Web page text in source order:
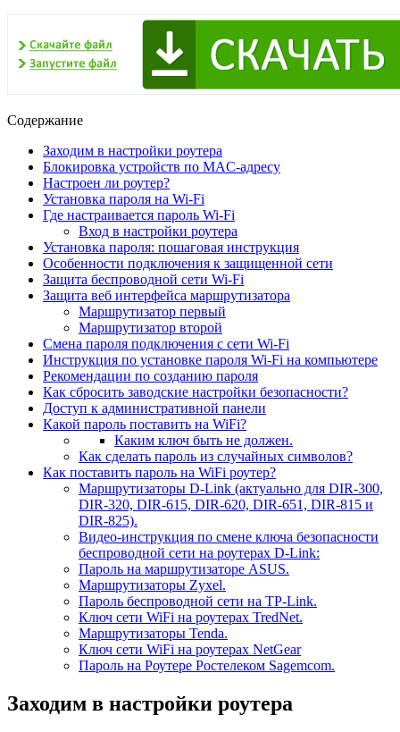
Содержание
Заходим в настройки роутера
Блокировка устройств по MAC-адресу
Настроен ли роутер?
Установка пароля на Wi-Fi
Где настраивается пароль Wi-Fi
Вход в настройки роутера
Установка пароля: пошаговая инструкция
Особенности подключения к защищенной сети
Защита беспроводной сети Wi-Fi
Защита веб интерфейса маршрутизатора
Маршрутизатор первый
Маршрутизатор второй
Смена пароля подключения с сети Wi-Fi
Инструкция по установке пароля Wi-Fi на компьютере
Рекомендации по созданию пароля
Как сбросить заводские настройки безопасности?
Доступ к административной панели
Какой пароль поставить на WiFi?
Каким ключ быть не должен.
Как сделать пароль из случайных символов?
Как поставить пароль на WiFi роутер?
Маршрутизаторы D-Link (актуально для DIR-300,
DIR-320, DIR-615, DIR-620, DIR-651, DIR-815 и
DIR-825).
Видео-инструкция по смене ключа безопасности
беспроводной сети на роутерах D-Link:
Пароль на маршрутизаторе ASUS.
Маршрутизаторы Zyxel.
Пароль беспроводной сети на TP-Link.
Ключ сети WiFi на роутерах TredNet.
Маршрутизаторы Tenda.
Ключ сети WiFi на роутерах NetGear
Пароль на Роутере Ростелеком Sagemcom.
Заходим в настройки роутера